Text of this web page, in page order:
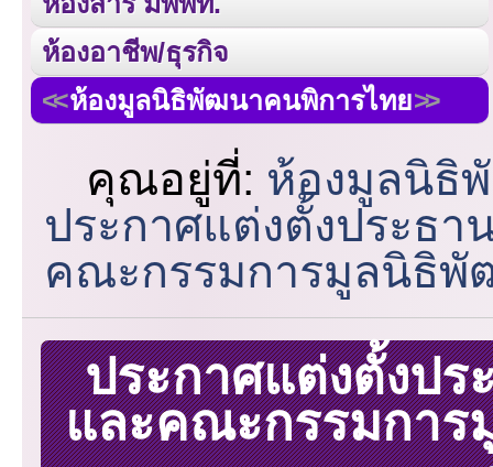
ห้องอาชีพ/ธุรกิจ
ห้องมูลนิธิพัฒนาคนพิการไทย
คุณอยู่ที่: ห้องมูลนิธิ
ประกาศแต่งตั้งประธา
คณะกรรมการมูลนิธิพั
ประกาศแต่งตั้งปร
และคณะกรรมกา